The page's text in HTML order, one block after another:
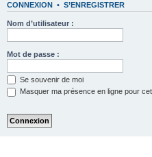
CONNEXION • S’ENREGISTRER
Nom d’utilisateur :
Mot de passe :
Se souvenir de moi
Masquer ma présence en ligne pour